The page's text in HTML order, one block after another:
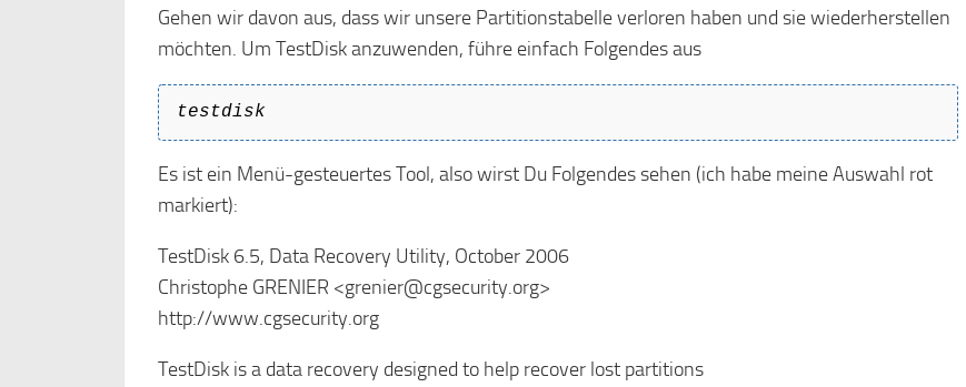
Gehen wir davon aus, dass wir unsere Partitionstabelle verloren haben und sie wiederherstellen
möchten. Um TestDisk anzuwenden, führe einfach Folgendes aus
testdisk
Es ist ein Menü-gesteuertes Tool, also wirst Du Folgendes sehen (ich habe meine Auswahl rot
markiert):
TestDisk 6.5, Data Recovery Utility, October 2006
Christophe GRENIER <grenier@cgsecurity.org>
http://www.cgsecurity.org
TestDisk is a data recovery designed to help recover lost partitions